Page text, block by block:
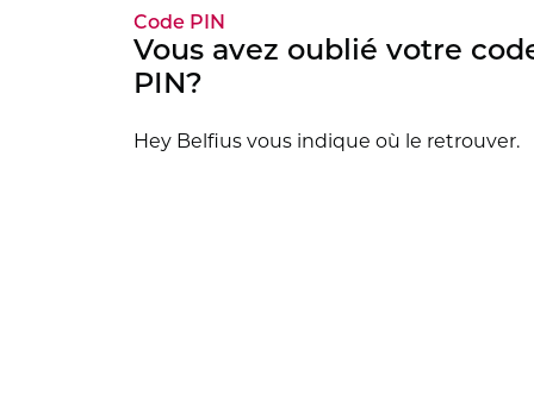
Code PIN
Vous avez oublié votre
PIN?
Hey Belfius vous indique où le retrouver.